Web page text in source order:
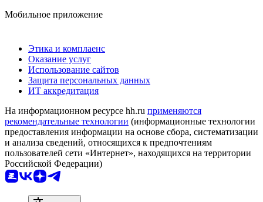
Мобильное приложение
Этика и комплаенс
Оказание услуг
Использование сайтов
Защита персональных данных
ИТ аккредитация
На информационном ресурсе hh.ru применяются
рекомендательные технологии (информационные технологии
предоставления информации на основе сбора, систематизации
и анализа сведений, относящихся к предпочтениям
пользователей сети «Интернет», находящихся на территории
Российской Федерации)